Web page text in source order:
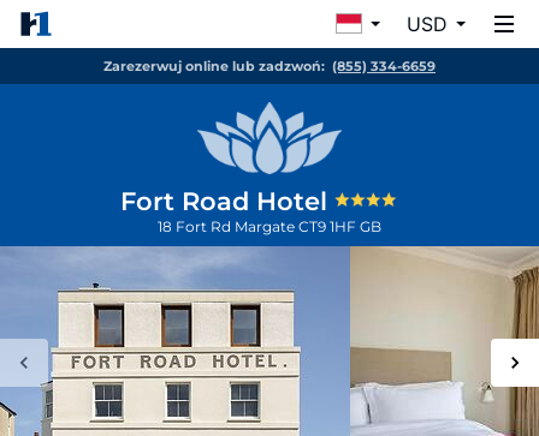
USD
Zarezerwuj online lub zadzwoń: (855) 334-6659
Fort Road Hotel
18 Fort Rd Margate CT9 1HF GB